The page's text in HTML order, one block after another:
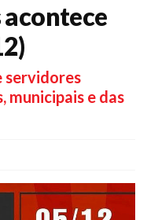
servidores
municipais e das